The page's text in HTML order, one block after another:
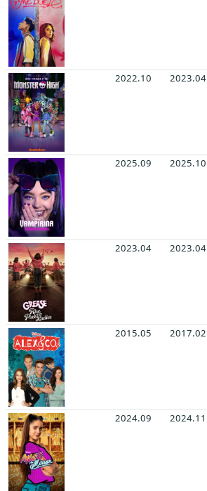
2022.10 2023.04
2025.09 2025.10
2023.04 2023.04
2015.05 2017.02
2024.09 2024.11